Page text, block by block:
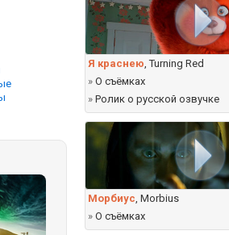
Я краснею, Turning Red
» О съёмках
» Ролик о русской озвучке
Морбиус, Morbius
» О съёмках